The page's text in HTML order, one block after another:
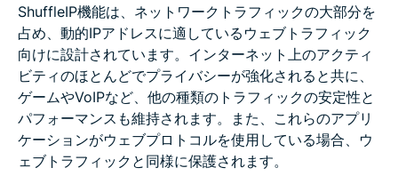
ShuffleIP機能は、ネットワークトラフィックの大部分を
占め、動的IPアドレスに適しているウェブトラフィック
向けに設計されています。インターネット上のアクティ
ビティのほとんどでプライバシーが強化されると共に、
ゲームやVoIPなど、他の種類のトラフィックの安定性と
パフォーマンスも維持されます。また、これらのアプリ
ケーションがウェブプロトコルを使用している場合、ウ
ェブトラフィックと同様に保護されます。